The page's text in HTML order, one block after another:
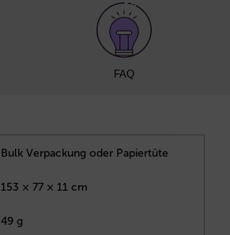
FAQ
Bulk Verpackung oder Papiertüte
153 × 77 × 11 cm
49 g